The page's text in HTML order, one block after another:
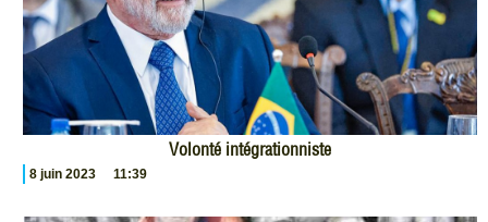
Volonté intégrationniste
8 juin 2023 11:39